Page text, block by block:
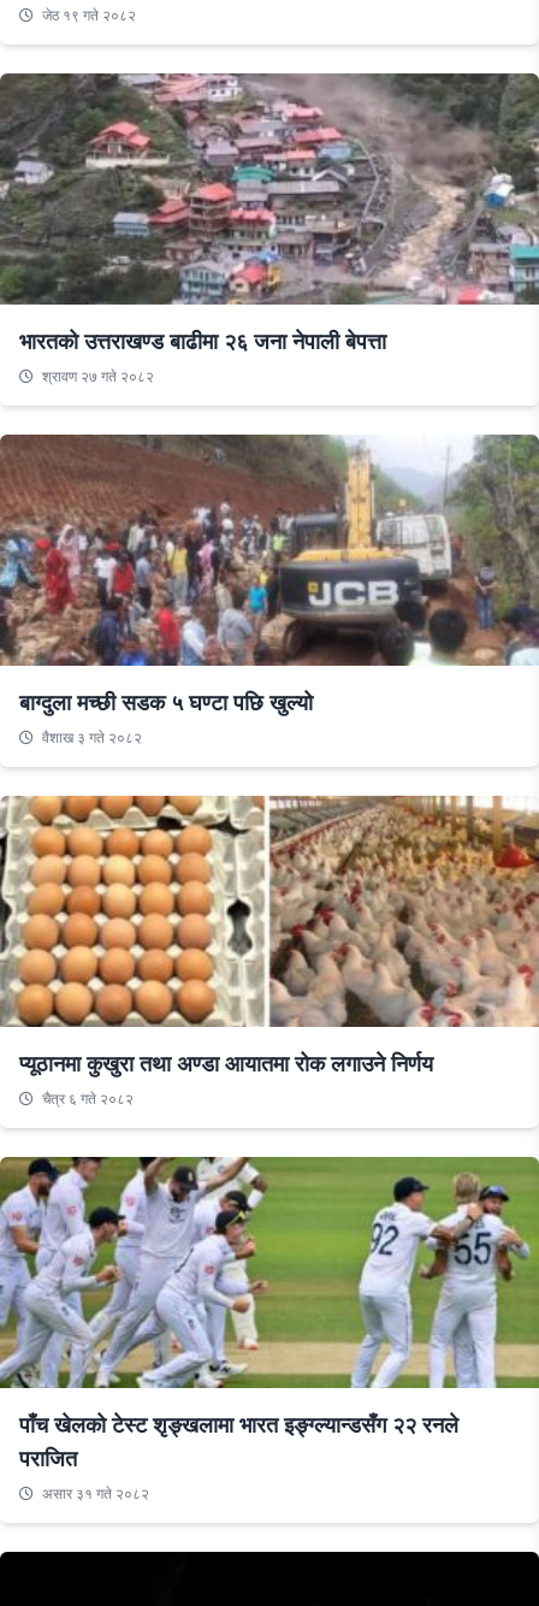
जेठ १९ गते २०८२
भारतको उत्तराखण्ड बाढीमा २६ जना नेपाली बेपत्ता
श्रावण २७ गते २०८२
बाग्दुला मच्छी सडक ५ घण्टा पछि खुल्यो
वैशाख ३ गते २०८२
प्यूठानमा कुखुरा तथा अण्डा आयातमा रोक लगाउने निर्णय
चैत्र ६ गते २०८२
पाँच खेलको टेस्ट शृङ्खलामा भारत इङ्ग्ल्यान्डसँग २२ रनले
पराजित
असार ३१ गते २०८२